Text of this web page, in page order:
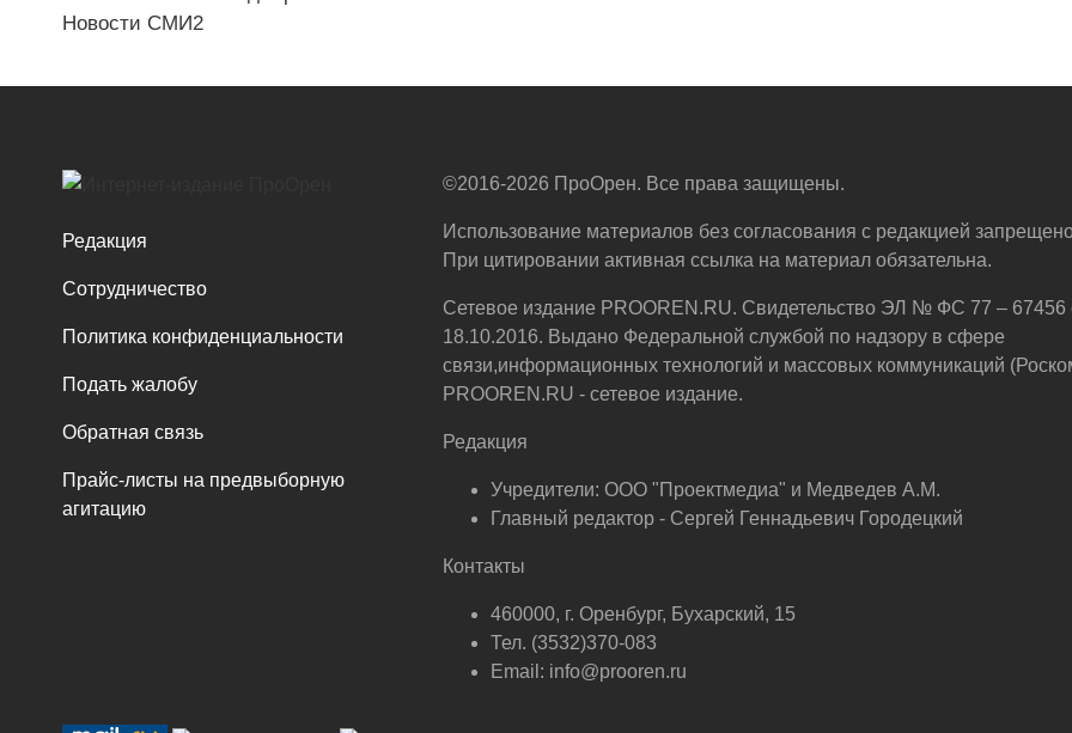
Новости СМИ2
Редакция
Сотрудничество
Политика конфиденциальности
Подать жалобу
Обратная связь
Прайс-листы на предвыборную
агитацию
©2016-2026 ПроОрен. Все права защищены.
Использование материалов без согласования с редакцией
При цитировании активная ссылка на материал обязательна.
Сетевое издание PROOREN.RU. Свидетельство ЭЛ № ФС 77 – 67456
18.10.2016. Выдано Федеральной службой по надзору в сфере
связи,информационных технологий и массовых коммуникаций
PROOREN.RU - сетевое издание.
Редакция
Учредители: ООО "Проектмедиа" и Медведев А.М.
Главный редактор - Сергей Геннадьевич Городецкий
Контакты
460000, г. Оренбург, Бухарский, 15
Тел. (3532)370-083
Email: info@prooren.ru